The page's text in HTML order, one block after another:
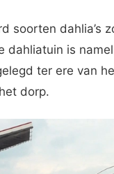
soorten dahlia’s
dahliatuin is
ter ere van
dorp.